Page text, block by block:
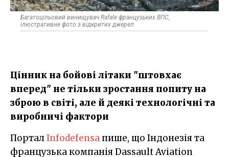
Багатоцільовий винищувач Rafale французьких ВПС,
ілюстративне фото з відкритих джерел
Цінник на бойові літаки "штовхає
вперед" не тільки зростання попиту на
зброю в світі, але й деякі технологічні та
виробничі фактори
ПорталInfodefensaпише, що Індонезія та
французька компанія Dassault Aviation